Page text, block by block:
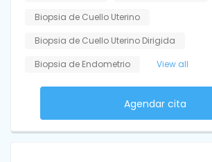
Biopsia de Cuello Uterino
Biopsia de Cuello Uterino Dirigida
Biopsia de Endometrio
View all
Agendar cita